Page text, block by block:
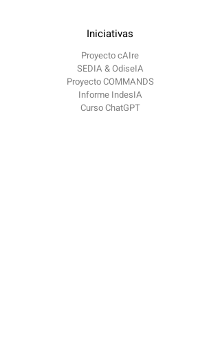
Iniciativas
Proyecto cAIre
SEDIA & OdiseIA
Proyecto COMMANDS
Informe IndesIA
Curso ChatGPT